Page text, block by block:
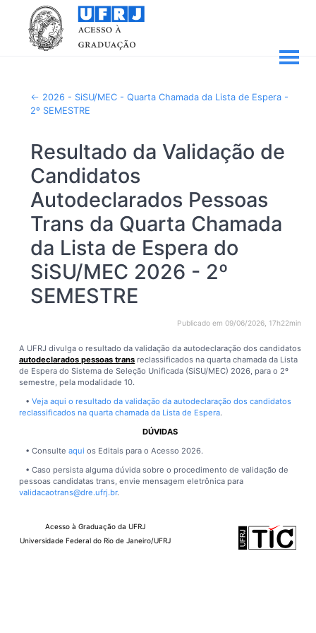
2026 - SiSU/MEC - Quarta Chamada da Lista de Espera -
2º SEMESTRE
Resultado da Validação de
Candidatos
Autodeclarados Pessoas
Trans da Quarta Chamada
da Lista de Espera do
SiSU/MEC 2026 - 2º
SEMESTRE
Publicado em 09/06/2026, 17h22min
A UFRJ divulga o resultado da validação da autodeclaração dos candidatos
autodeclarados pessoas trans reclassificados na quarta chamada da Lista
de Espera do Sistema de Seleção Unificada (SiSU/MEC) 2026, para o 2º
semestre, pela modalidade 10.
•Veja aqui o resultado da validação da autodeclaração dos candidatos
reclassificados na quarta chamada da Lista de Espera.
DÚVIDAS
• Consulteaqui os Editais para o Acesso 2026.
• Caso persista alguma dúvida sobre o procedimento de validação de
pessoas candidatas trans, envie mensagem eletrônica para
validacaotrans@dre.ufrj.br.
Acesso à Graduação da UFRJ
Universidade Federal do Rio de Janeiro/UFRJ